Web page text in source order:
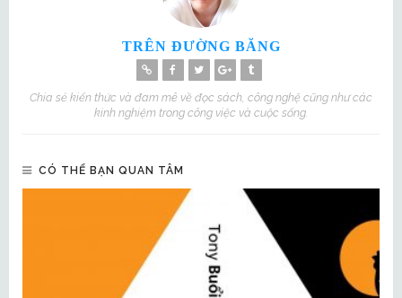
TRÊN ĐƯỜNG BĂNG
Chia sẻ kiến thức và đam mê về đọc sách, công nghệ cũng như các
kinh nghiệm trong công việc và cuộc sống.
CÓ THỂ BẠN QUAN TÂM